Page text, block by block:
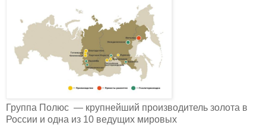
Группа Полюс — крупнейший производитель золота в
России и одна из 10 ведущих мировых